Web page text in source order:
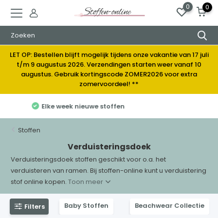
0 0
LET OP: Bestellen blijft mogelijk tijdens onze vakantie van 17 juli
t/m 9 augustus 2026. Verzendingen starten weer vanaf 10
augustus. Gebruik kortingscode ZOMER2026 voor extra
zomervoordeel! **
Breed assortiment stoffen
Stoffen
Verduisteringsdoek
Verduisteringsdoek stoffen geschikt voor o.a. het
verduisteren van ramen. Bij stoffen-online kunt u verduistering
stof online kopen.Toon meer
Filters Baby Stoffen Beachwear Collectie